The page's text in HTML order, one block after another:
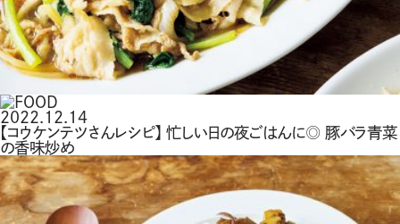
2022.12.14
【コウケンテツさんレシピ】 忙しい日の夜ごはんに◎ 豚バラ青菜
の香味炒め